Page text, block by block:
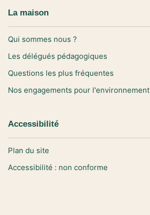
La maison
Qui sommes nous ?
Les délégués pédagogiques
Questions les plus fréquentes
Nos engagements pour l'environnement
Accessibilité
Plan du site
Accessibilité : non conforme